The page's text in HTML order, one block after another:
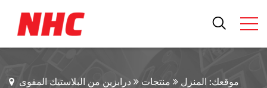
موقعك: المنزل منتجات
درابزين من البلاستيك المقوى